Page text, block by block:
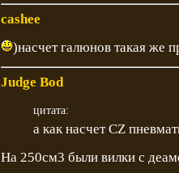
cashee
)насчет галюнов такая же
Judge Bod
цитата:
а как насчет CZ
На 250см3 были вилки с